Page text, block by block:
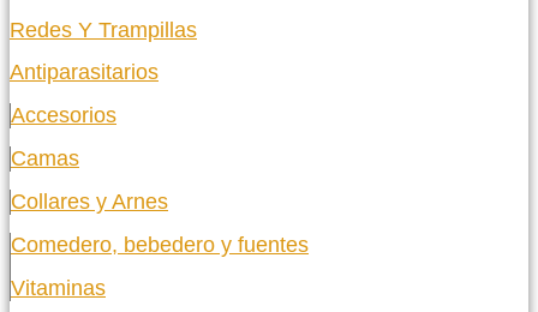
Redes Y Trampillas
Antiparasitarios
Accesorios
Camas
Collares y Arnes
Comedero, bebedero y fuentes
Vitaminas